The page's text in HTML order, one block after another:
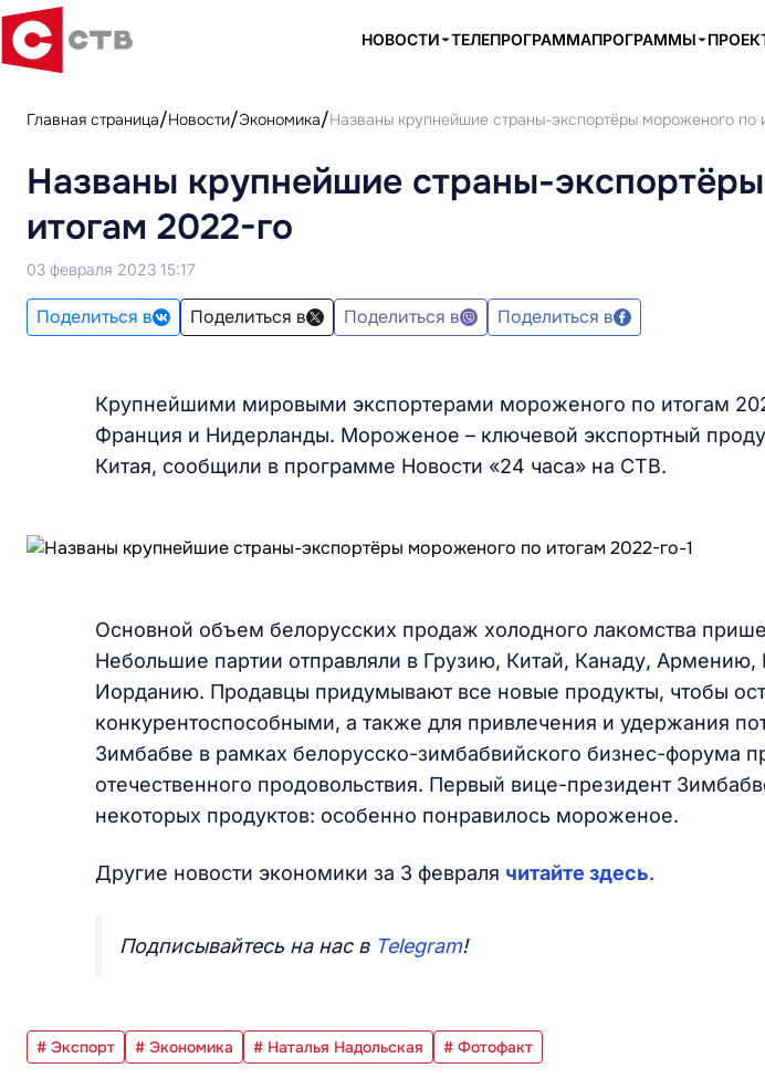
НОВОСТИ ТЕЛЕПРОГРАММАПРОГРАММЫ
Главная страница Новости Экономика Названы крупнейшие страны-экспортёры мороженого по
Названы крупнейшие страны-
итогам 2022-го
03 февраля 2023 15:17
Поделиться в Поделиться в Поделиться в Поделиться в
Крупнейшими мировыми экспортерами мороженого по итогам
Франция и Нидерланды. Мороженое – ключевой экспортный
Китая, сообщили в программе Новости «24 часа» на СТВ.
Основной объем белорусских продаж холодного лакомства
Небольшие партии отправляли в Грузию, Китай, Канаду,
Иорданию. Продавцы придумывают все новые продукты, чтобы
конкурентоспособными, а также для привлечения и удержания
Зимбабве в рамках белорусско-зимбабвийского бизнес-форума
отечественного продовольствия. Первый вице-президент
некоторых продуктов: особенно понравилось мороженое.
Другие новости экономики за 3 февраля читайте здесь.
Подписывайтесь на нас в Telegram!
# Экспорт # Экономика # Наталья Надольская # Фотофакт